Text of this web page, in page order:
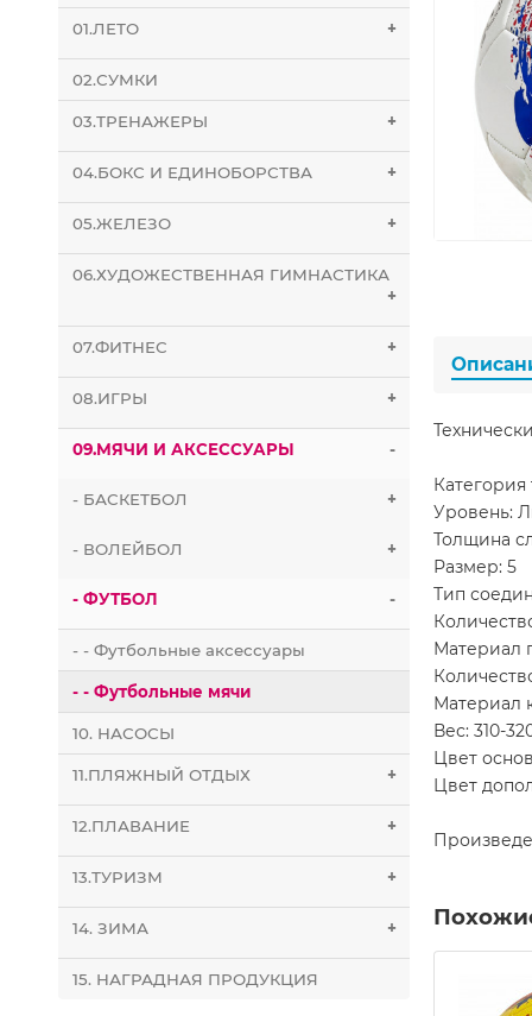
01.ЛЕТО +
02.СУМКИ
03.ТРЕНАЖЕРЫ +
04.БОКС И ЕДИНОБОРСТВА +
05.ЖЕЛЕЗО +
06.ХУДОЖЕСТВЕННАЯ ГИМНАСТИКА
+
07.ФИТНЕС +
08.ИГРЫ +
09.МЯЧИ И АКСЕССУАРЫ -
- БАСКЕТБОЛ +
- ВОЛЕЙБОЛ +
- ФУТБОЛ -
- - Футбольные аксессуары
- - Футбольные мячи
10. НАСОСЫ
11.ПЛЯЖНЫЙ ОТДЫХ +
12.ПЛАВАНИЕ +
13.ТУРИЗМ +
14. ЗИМА +
15. НАГРАДНАЯ ПРОДУКЦИЯ
Уровень:
Толщина
Размер: 5
Тип
Материал
Материал
Вес: 310-
Цвет
Цвет